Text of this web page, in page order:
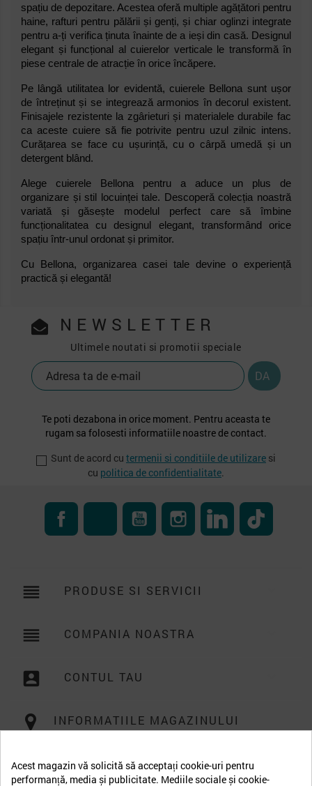
spațiu de depozitare. Acestea oferă multiple agățători pentru
haine, rafturi pentru pălării și genți, și chiar oglinzi integrate
pentru a-ți verifica ținuta înainte de a ieși din casă. Designul
elegant și funcțional al cuierelor verticale le transformă în
piese centrale de atracție în orice încăpere.
Pe lângă utilitatea lor evidentă, cuierele Bellona sunt ușor
de întreținut și se integrează armonios în decorul existent.
Finisajele rezistente la zgârieturi și materialele durabile fac
ca aceste cuiere să fie potrivite pentru uzul zilnic intens.
Curățarea se face cu ușurință, cu o cârpă umedă și un
detergent blând.
Alege cuierele Bellona pentru a aduce un plus de
organizare și stil locuinței tale. Descoperă colecția noastră
variată și găsește modelul perfect care să îmbine
funcționalitatea cu designul elegant, transformând orice
spațiu într-unul ordonat și primitor.
Cu Bellona, organizarea casei tale devine o experiență
practică și elegantă!
NEWSLETTER
Ultimele noutati si promotii speciale
Te poti dezabona in orice moment. Pentru aceasta te
rugam sa folosesti informatiile noastre de contact.
Sunt de acord cu termenii si conditiile de utilizare si
cu politica de confidentialitate
FacebookRSS YouTube InstagramLinkedIn
reorder PRODUSE SI SERVICII
reorder COMPANIA NOASTRA
account_box CONTUL TAU
INFORMATIILE MAGAZINULUI
Acest magazin vă solicită să acceptați cookie-uri pentru
performanță, media și publicitate. Mediile sociale și cookie-